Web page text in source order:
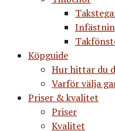
Köpguide
Hur hittar du
Varför välja
Priser & kvalitet
Priser
Kvalitet